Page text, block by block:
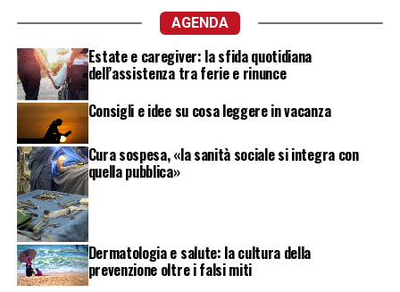
AGENDA
Estate e caregiver: la sfida quotidiana
dell’assistenza tra ferie e rinunce
Consigli e idee su cosa leggere in vacanza
Cura sospesa, «la sanità sociale si integra con
quella pubblica»
Dermatologia e salute: la cultura della
prevenzione oltre i falsi miti